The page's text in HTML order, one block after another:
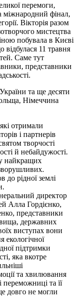
перемоги,
міжнародний фінал,
Вікторія разом
мистецтва
побувала в Києві
відбулася 11 травня
Саме тут
представники
та ще десяти
Німеччина
отримали
і партнерів
творчості
й небайдужості.
найкращих
рідної землі
директор
Алла Гордієнко,
представники
державних
виступах вони
підтримки
яка вкотре
та хвилювання
та її
довго не могли